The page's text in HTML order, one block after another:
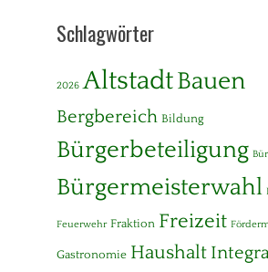
Schlagwörter
2026 AltstadtBauen
Bergbereich Bildung
Bürgerbeteiligung
Bürgermeisterwahl
Feuerwehr Fraktion Freizeit
Gastronomie Haushalt